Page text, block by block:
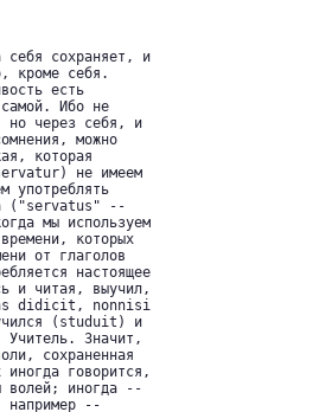
себя сохраняет, и
кроме себя.
есть
Ибо не
но через себя, и
можно
которая
не имеем
употреблять
("servatus" --
мы используем
которых
от глаголов
настоящее
и читая, выучил,
didicit, nonnisi
(studuit) и
Значит,
сохраненная
говорится,
волей; иногда --
например --